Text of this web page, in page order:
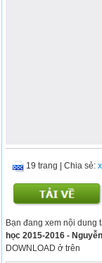
19 trang |Chia sẻ:
Bạn đang xem nội dung
học 2015-2016 -
DOWNLOAD ở trên